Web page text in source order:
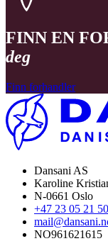
FINN EN
deg
Finn forhandler
Dansani AS
Karoline
N-0661 Oslo
+47 23 05 21 50
NO961621615